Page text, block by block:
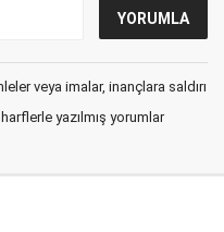
veya imalar, inançlara saldırı
yazılmış yorumlar